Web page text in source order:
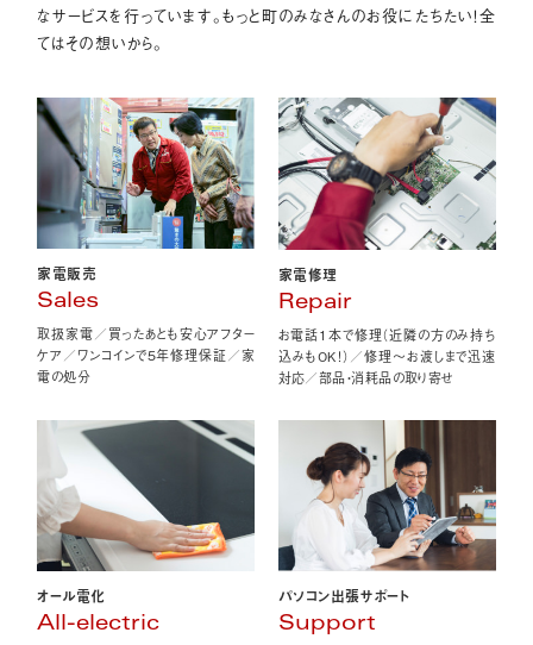
なサービスを行っています。もっと町のみなさんのお役にたちたい！全
てはその想いから。
家電販売
Sales
取扱家電／買ったあとも安心アフター
ケア／ワンコインで5年修理保証／家
電の処分
家電修理
Repair
お電話1本で修理（近隣の方のみ持ち
込みもOK！）／修理〜お渡しまで迅速
対応／部品・消耗品の取り寄せ
オール電化
All-electric
パソコン出張サポート
Support